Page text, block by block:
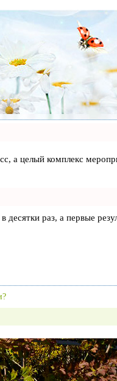
а целый комплекс
десятки раз, а первые